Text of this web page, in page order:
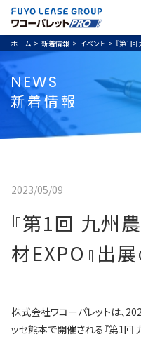
ホーム> 新着情報 > イベント > 『第1
NEWS
新着情報
2023/05/09
『第1回 九州
材EXPO』出
株式会社ワコーパレットは、
ッセ熊本で開催される『第1回